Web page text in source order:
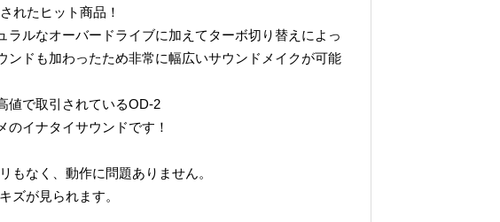
れたヒット商品！
ラルなオーバードライブに加えてターボ切り替えによっ
ンドも加わったため非常に幅広いサウンドメイクが可能
値で取引されているOD-2
のイナタイサウンドです！
もなく、動作に問題ありません。
ズが見られます。